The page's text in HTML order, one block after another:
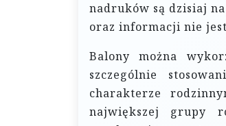
nadruków są dzisiaj
oraz informacji nie
Balony można
szczególnie
charakterze
największej grupy